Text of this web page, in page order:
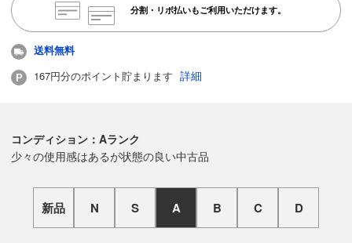
分割・リボ払いもご利用いただけます。
送料無料
167円分のポイント貯まります 詳細
コンディション：Aランク
少々の使用感はあるが状態の良い中古品
新品 N S A B C D